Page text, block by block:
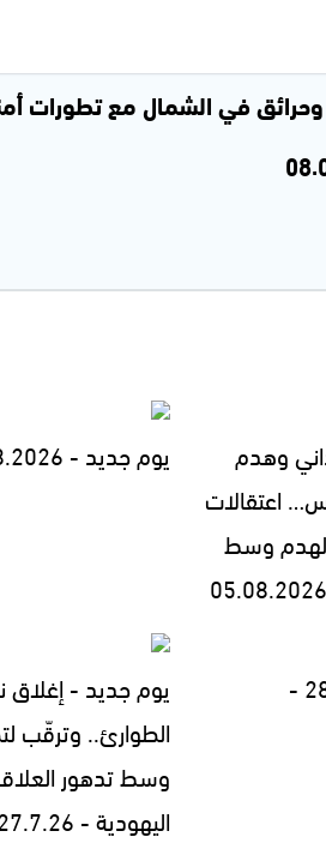
في الشمال مع تطورات
وهدم
اعتقالات
وسط
يوم جديد - 04.08.2026
يوم جديد -
الطوارئ.. وترقّب
وسط تدهور
اليهودية - 27.7.26